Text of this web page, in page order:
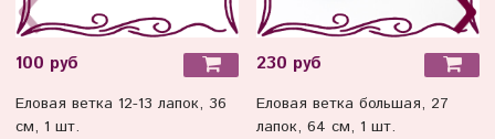
100 руб
Еловая ветка 12-13 лапок, 36
см, 1 шт.
230 руб
Еловая ветка большая, 27
лапок, 64 см, 1 шт.